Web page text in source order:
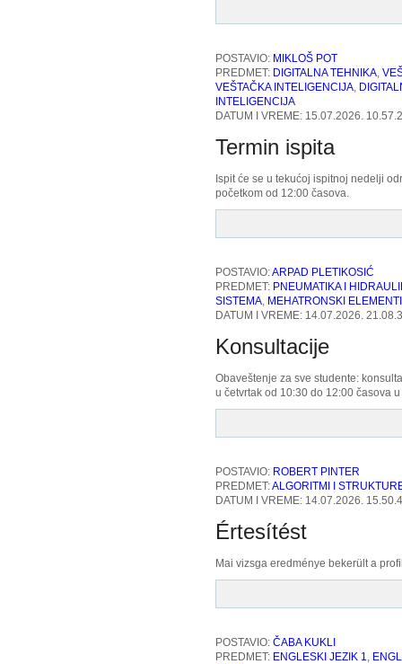
POSTAVIO: MIKLOŠ POT
PREDMET: DIGITALNA TEHNIKA,
VEŠTAČKA INTELIGENCIJA,
INTELIGENCIJA
DATUM I VREME: 15.07.2026.
Termin ispita
Ispit će se u tekućoj ispitnoj nedelji
početkom od 12:00 časova.
POSTAVIO:ARPAD PLETIKOSIĆ
PREDMET: PNEUMATIKA I
SISTEMA, MEHATRONSKI ELEMENTI
DATUM I VREME: 14.07.2026.
Konsultacije
Obaveštenje za sve studente:
u četvrtak od 10:30 do 12:00 časova
POSTAVIO: ROBERT PINTER
PREDMET:ALGORITMI I
DATUM I VREME: 14.07.2026.
Értesítést
Mai vizsga eredménye bekerült a
POSTAVIO: ČABA KUKLI
PREDMET: ENGLESKI JEZIK 1,